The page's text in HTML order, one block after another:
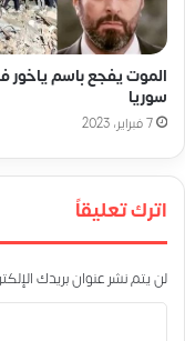
الموت يفجع باسم ياخور
سوريا
7 فبراير، 2023
اترك تعليقاً
لن يتم نشر عنوان بريدك